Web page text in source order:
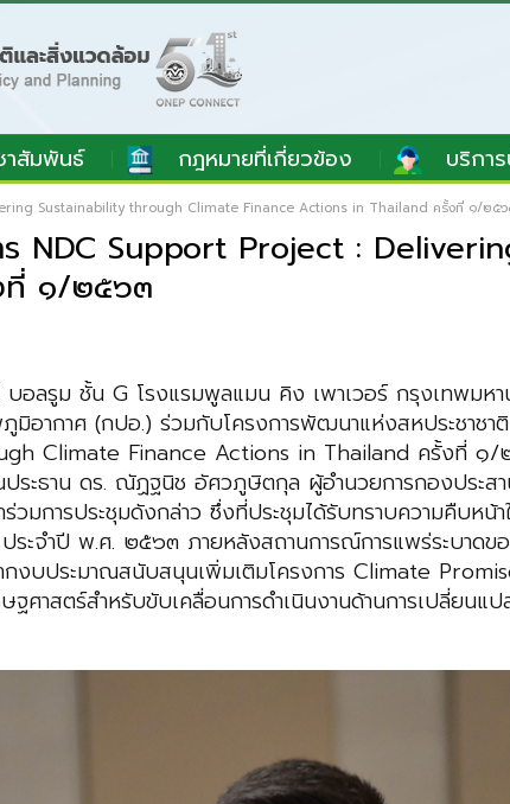
าสัมพันธ์ กฎหมายที่เกี่ยวข้อง บริกา
Sustainability through Climate Finance Actions in Thailand ครั้งที่ ๑/๒๕
ร NDC Support Project :
ที่ ๑/๒๕๖๓
รูม ชั้น G โรงแรมพูลแมน คิง เพาเวอร์ กรุงเทพมหา
อากาศ (กปอ.) ร่วมกับโครงการพัฒนาแห่งสหประชาชา
Climate Finance Actions in Thailand ครั้งที่ ๑/
ระธาน ดร. ณัฏฐนิช อัศวภูษิตกุล ผู้อำนวยการกองประส
มการประชุมดังกล่าว ซึ่งที่ประชุมได้รับทราบความคืบหน้
ระจำปี พ.ศ. ๒๕๖๓ ภายหลังสถานการณ์การแพร่ระบาดข
กงบประมาณสนับสนุนเพิ่มเติมโครงการ Climate
ศาสตร์สำหรับขับเคลื่อนการดำเนินงานด้านการเปลี่ยน